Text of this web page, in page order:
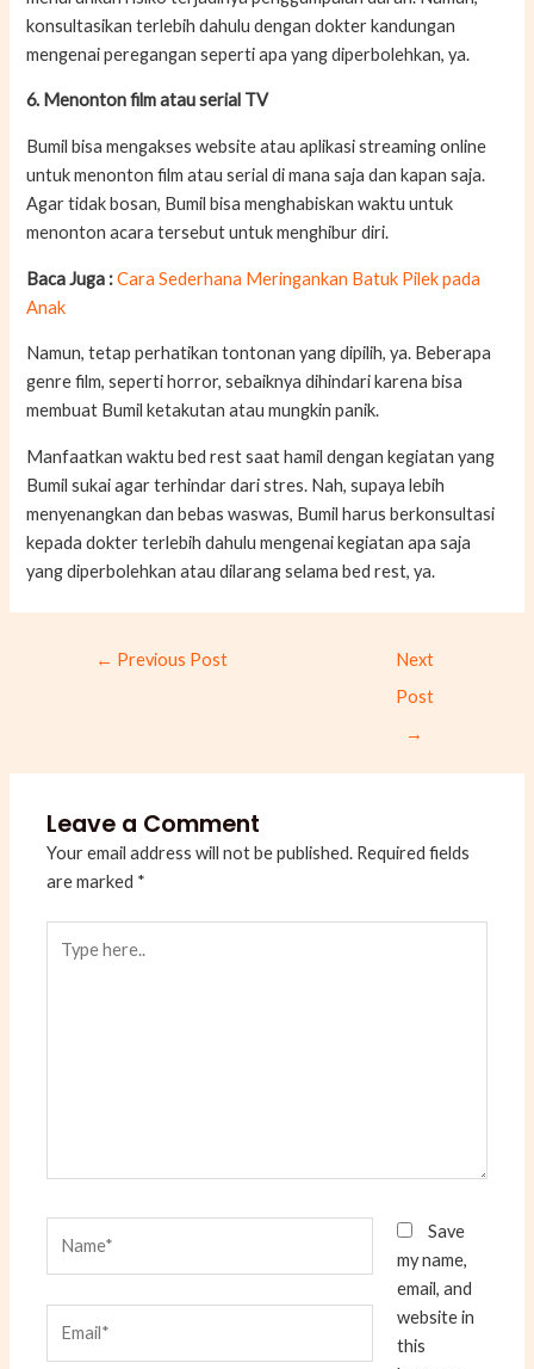
konsultasikan terlebih dahulu dengan dokter kandungan
mengenai peregangan seperti apa yang diperbolehkan, ya.
6. Menonton film atau serial TV
Bumil bisa mengakses website atau aplikasi streaming online
untuk menonton film atau serial di mana saja dan kapan saja.
Agar tidak bosan, Bumil bisa menghabiskan waktu untuk
menonton acara tersebut untuk menghibur diri.
Baca Juga :Cara Sederhana Meringankan Batuk Pilek pada
Anak
Namun, tetap perhatikan tontonan yang dipilih, ya. Beberapa
genre film, seperti horror, sebaiknya dihindari karena bisa
membuat Bumil ketakutan atau mungkin panik.
Manfaatkan waktu bed rest saat hamil dengan kegiatan yang
Bumil sukai agar terhindar dari stres. Nah, supaya lebih
menyenangkan dan bebas waswas, Bumil harus berkonsultasi
kepada dokter terlebih dahulu mengenai kegiatan apa saja
yang diperbolehkan atau dilarang selama bed rest, ya.
← Previous Post
Next
Post
→
Leave a Comment
Your email address will not be published. Required fields
are marked *
here..
Save
my name,
email, and
website in
this